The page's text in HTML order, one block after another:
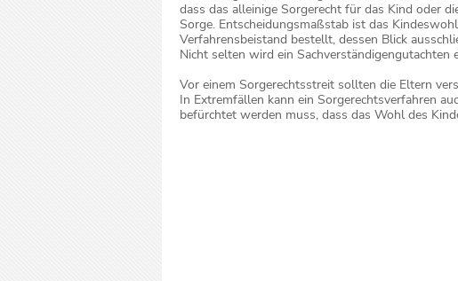
dass das alleinige Sorgerecht für das Kind oder
Sorge. Entscheidungsmaßstab ist das
Verfahrensbeistand bestellt, dessen Blick
Nicht selten wird ein Sachverständigengutachten
Vor einem Sorgerechtsstreit sollten die Eltern
In Extremfällen kann ein Sorgerechtsverfahren
befürchtet werden muss, dass das Wohl des